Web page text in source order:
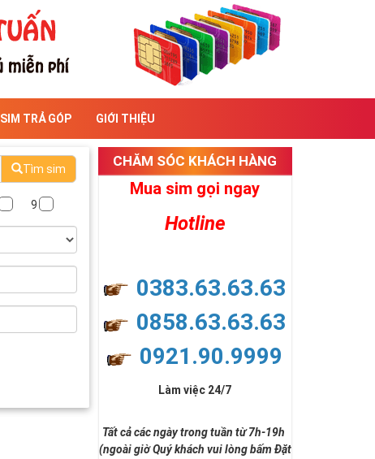
SIM TRẢ GÓP GIỚI THIỆU
Tìm sim
9
CHĂM SÓC KHÁCH HÀNG
Mua sim gọi ngay
Hotline
0383.63.63.63
0858.63.63.63
0921.90.9999
Làm việc 24/7
Tất cả các ngày trong tuần từ 7h-19h
(ngoài giờ Quý khách vui lòng bấm Đặt